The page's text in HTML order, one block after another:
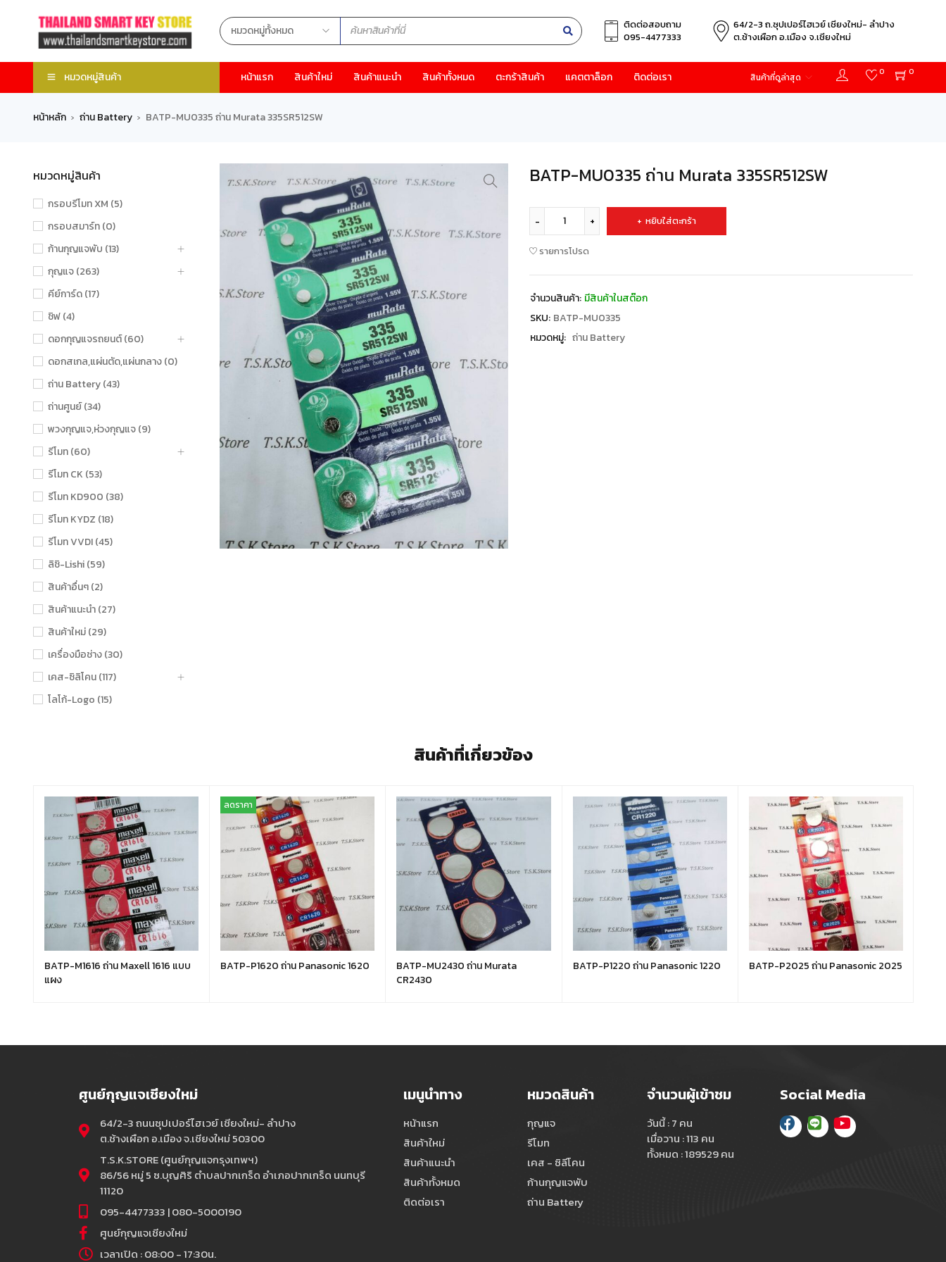
ติดต่อสอบถาม
095-4477333
64/2-3 ถ.ซุปเปอร์ไฮเวย์ เชียงใหม่- ลำปาง
ต.ช้างเผือก อ.เมือง จ.เชียงใหม่
หมวดหมู่สินค้า หน้าแรก สินค้าใหม่ สินค้าแนะนำ สินค้าทั้งหมด ตะกร้าสินค้า แคตตาล็อก ติดต่อเรา 0
0
สินค้าที่ดูล่าสุด
หน้าหลัก › ถ่าน Battery › BATP-MU0335 ถ่าน Murata 335SR512SW
หมวดหมู่สินค้า
กรอบรีโมท XM (5)
กรอบสมาร์ท (0)
ก้านกุญแจพับ (13)
กุญแจ (263)
คีย์การ์ด (17)
ชิฟ (4)
ดอกกุญแจรถยนต์ (60)
ดอกสเกล,แผ่นตัด,แผ่นกลาง (0)
ถ่าน Battery (43)
ถ่านศูนย์ (34)
พวงกุญแจ,ห่วงกุญแจ (9)
รีโมท (60)
รีโมท CK (53)
รีโมท KD900 (38)
รีโมท KYDZ (18)
รีโมท VVDI (45)
ลิชิ-Lishi (59)
สินค้าอื่นๆ (2)
สินค้าแนะนำ (27)
สินค้าใหม่ (29)
เครื่องมือช่าง (30)
เคส-ซิลิโคน (117)
โลโก้-Logo (15)
BATP-MU0335 ถ่าน Murata 335SR512SW
หยิบใส่ตะกร้า
รายการโปรด
จำนวนสินค้า: มีสินค้าในสต๊อก
SKU: BATP-MU0335
หมวดหมู่: ถ่าน Battery
สินค้าที่เกี่ยวข้อง
BATP-M1616 ถ่าน Maxell 1616 แบบ
แผง
ลดราคา
BATP-P1620 ถ่าน Panasonic 1620
BATP-MU2430 ถ่าน Murata
CR2430
BATP-P1220 ถ่าน Panasonic 1220 BATP-P2025 ถ่าน Panasonic 2025
ศูนย์กุญแจเชียงใหม่
64/2-3 ถนนซุปเปอร์ไฮเวย์ เชียงใหม่- ลำปาง
ต.ช้างเผือก อ.เมือง จ.เชียงใหม่ 50300
T.S.K.STORE (ศูนย์กุญแจกรุงเทพฯ)
86/56 หมู่ 5 ซ.บุญศิริ ตำบลปากเกร็ด อำเภอปากเกร็ด นนทบุรี
11120
095-4477333 | 080-5000190
ศูนย์กุญแจเชียงใหม่
เวลาเปิด : 08:00 - 17:30น.
เมนูนำทาง
หน้าแรก
สินค้าใหม่
สินค้าแนะนำ
สินค้าทั้งหมด
ติดต่อเรา
หมวดสินค้า
กุญแจ
รีโมท
เคส - ซิลีโคน
ก้านกุญแจพับ
ถ่าน Battery
จำนวนผู้เข้าชม
วันนี้ : 7 คน
เมื่อวาน : 113 คน
ทั้งหมด : 189529 คน
Social Media